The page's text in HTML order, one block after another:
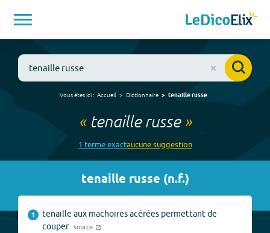
Vous êtes ici : Accueil Dictionnaire tenaille russe
« tenaille russe»
1 termeexactaucunesuggestion
tenaille russe (n.f.)
1
tenaille aux machoires acérées permettant de
couper
source